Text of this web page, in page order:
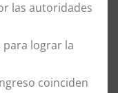
las autoridades
para lograr la
coinciden